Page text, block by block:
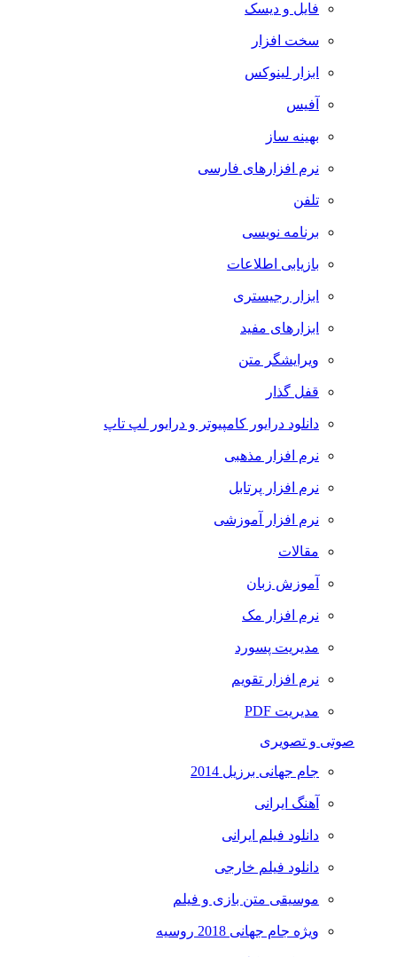
فایل و دیسک
سخت افزار
ابزار لینوکس
آفیس
بهینه ساز
نرم افزارهای فارسی
تلفن
برنامه نویسی
بازیابی اطلاعات
ابزار رجیستری
ابزارهای مفید
ویرایشگر متن
قفل گذار
دانلود درایور کامپیوتر و درایور لپ تاپ
نرم افزار مذهبی
نرم افزار پرتابل
نرم افزار آموزشی
مقالات
آموزش زبان
نرم افزار مک
مدیریت پسورد
نرم افزار تقویم
مدیریت PDF
صوتی و تصویری
جام جهانی برزیل 2014
آهنگ ایرانی
دانلود فیلم ایرانی
دانلود فیلم خارجی
موسیقی متن بازی و فیلم
ویژه جام جهانی 2018 روسیه